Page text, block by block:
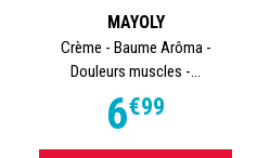
MAYOLY
Crème - Baume Arôma -
Douleurs muscles -...
6€99